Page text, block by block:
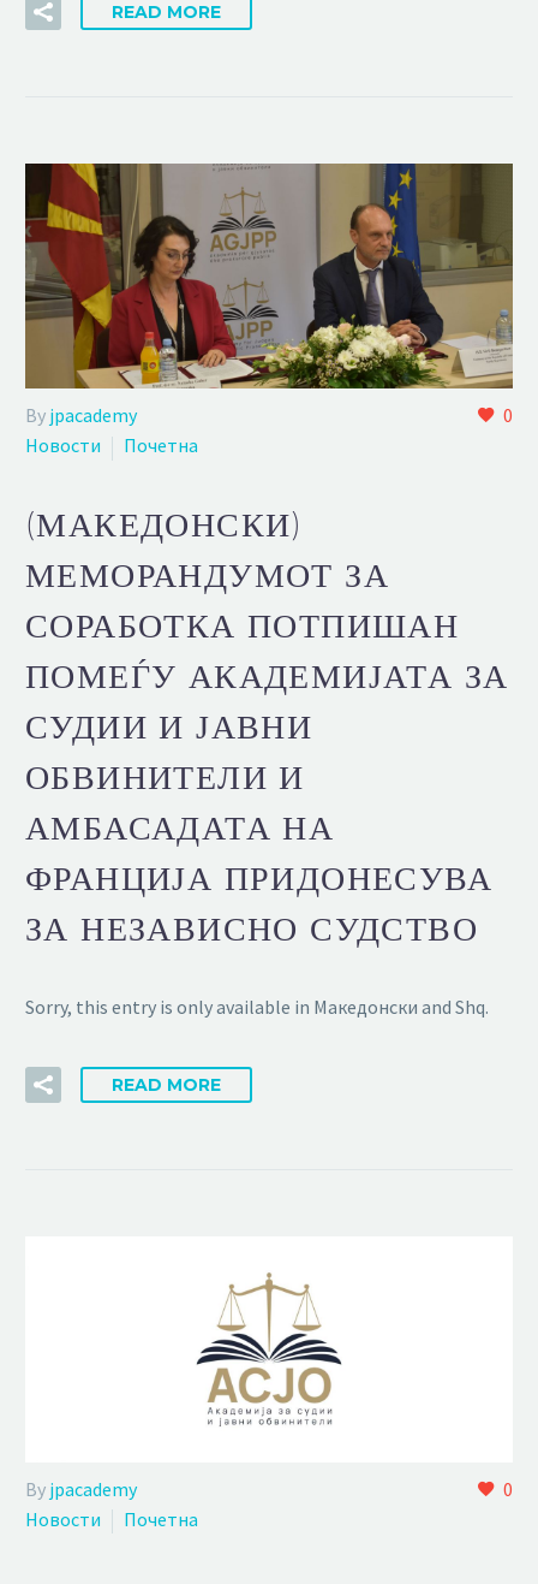
READ MORE
0
By jpacademy
Новости
Почетна
(МАКЕДОНСКИ)
МЕМОРАНДУМОТ ЗА
СОРАБОТКА ПОТПИШАН
ПОМЕЃУ АКАДЕМИЈАТА ЗА
СУДИИ И ЈАВНИ
ОБВИНИТЕЛИ И
АМБАСАДАТА НА
ФРАНЦИЈА ПРИДОНЕСУВА
ЗА НЕЗАВИСНО СУДСТВО
Sorry, this entry is only available in Македонски and Shq.
READ MORE
0
By jpacademy
Новости
Почетна